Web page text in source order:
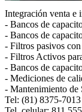
Integración venta e
- Bancos de
- Bancos de
- Filtros pasivos
- Filtros Activos
- Bancos de
- Mediciones de
- Mantenimiento de
Tel: (81) 8375-7013